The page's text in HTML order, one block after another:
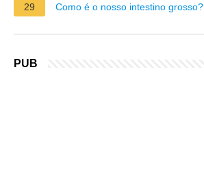
29 Como é o nosso intestino grosso?
PUB